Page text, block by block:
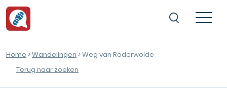
Home >Wandelingen > Weg van Roderwolde
Terug naar zoeken